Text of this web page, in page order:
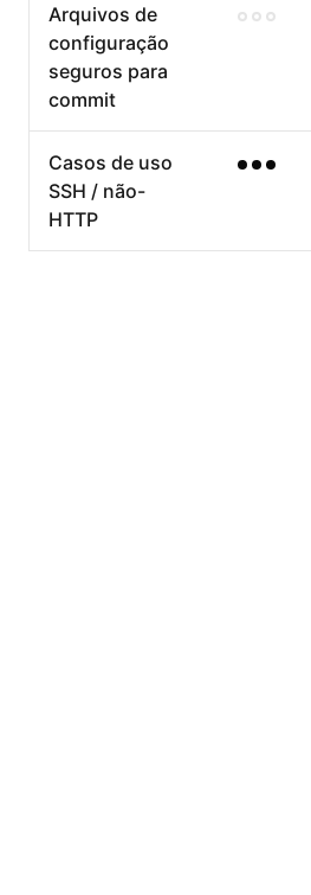
Arquivos de
configuração
seguros para
commit
Casos de uso
SSH / não-
HTTP